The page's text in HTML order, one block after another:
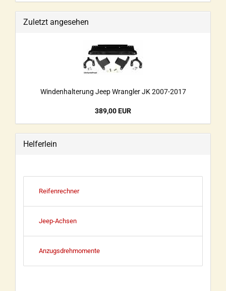
Zuletzt angesehen
Windenhalterung Jeep Wrangler JK 2007-2017
389,00 EUR
Helferlein
Reifenrechner
Jeep-Achsen
Anzugsdrehmomente